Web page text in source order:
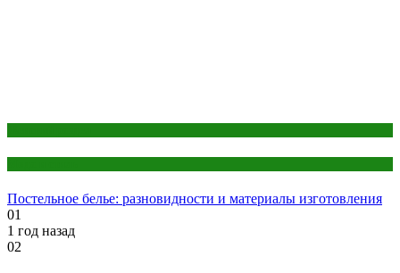
Постельное белье: разновидности и материалы изготовления
01
1 год назад
02